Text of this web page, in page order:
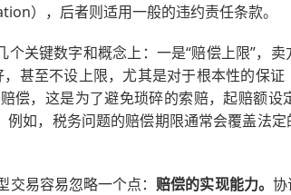
），后者则适用一般的违约责任条款。
个关键数字和概念上：一是“赔偿上限”，
甚至不设上限，尤其是对于根本性的保证
偿，这是为了避免琐碎的索赔，起赔额
例如，税务问题的赔偿期限通常会覆盖法
易容易忽略一个点： 赔偿的实现能力。 协